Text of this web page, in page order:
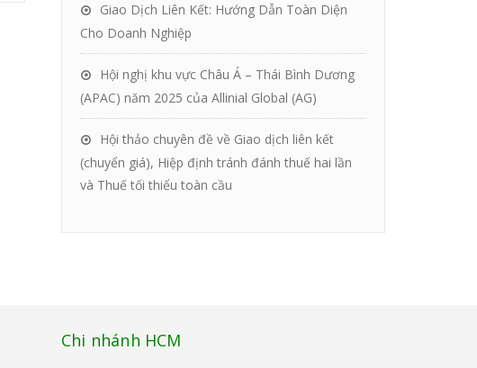
Giao Dịch Liên Kết: Hướng Dẫn Toàn Diện
Cho Doanh Nghiệp
Hội nghị khu vực Châu Á – Thái Bình Dương
(APAC) năm 2025 của Allinial Global (AG)
Hội thảo chuyên đề về Giao dịch liên kết
(chuyển giá), Hiệp định tránh đánh thuế hai lần
và Thuế tối thiểu toàn cầu
Chi nhánh HCM